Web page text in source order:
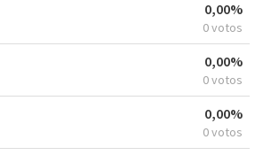
0,00%
0 votos
0,00%
0 votos
0,00%
0 votos